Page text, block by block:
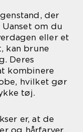
der
om du
eller et
kan brune
Deres
kombinere
hvilket gør
tøj.
er, at de
og hårfarver.